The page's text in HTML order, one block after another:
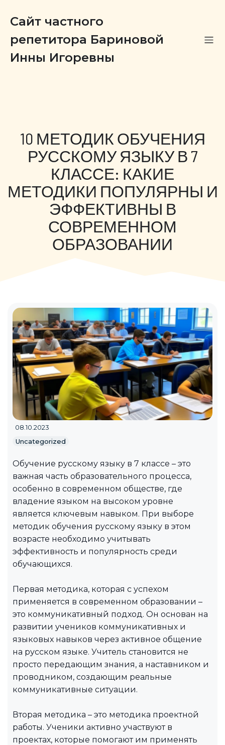
Сайт частного
репетитора Бариновой
Инны Игоревны
10 МЕТОДИК ОБУЧЕНИЯ
РУССКОМУ ЯЗЫКУ В 7
КЛАССЕ: КАКИЕ
МЕТОДИКИ ПОПУЛЯРНЫ И
ЭФФЕКТИВНЫ В
СОВРЕМЕННОМ
ОБРАЗОВАНИИ
08.10.2023
Uncategorized
Обучение русскому языку в 7 классе – это
важная часть образовательного процесса,
особенно в современном обществе, где
владение языком на высоком уровне
является ключевым навыком. При выборе
методик обучения русскому языку в этом
возрасте необходимо учитывать
эффективность и популярность среди
обучающихся.
Первая методика, которая с успехом
применяется в современном образовании –
это коммуникативный подход. Он основан на
развитии учеников коммуникативных и
языковых навыков через активное общение
на русском языке. Учитель становится не
просто передающим знания, а наставником и
проводником, создающим реальные
коммуникативные ситуации.
Вторая методика – это методика проектной
работы. Ученики активно участвуют в
проектах, которые помогают им применять